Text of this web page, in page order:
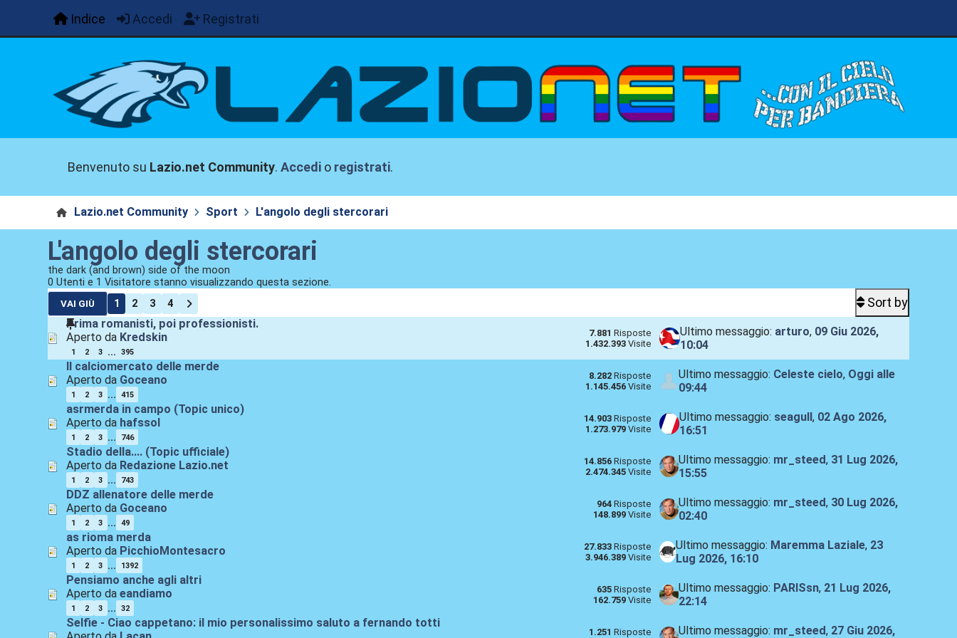
Indice Accedi Registrati
Benvenuto su Lazio.net Community.Accedi o registrati.
Lazio.net Community Sport L'angolo degli stercorari
L'angolo degli stercorari
the dark (and brown) side of the moon
0 Utenti e 1 Visitatore stanno visualizzando questa sezione.
VAI GIÙ 1 2 3 4 Sort by
Prima romanisti, poi professionisti.
Aperto da Kredskin
1 2 3 ... 395
7.881 Risposte
1.432.393Visite
Ultimo messaggio: arturo, 09 Giu 2026,
10:04
Il calciomercato delle merde
Aperto da Goceano
1 2 3 ... 415
8.282Risposte
1.145.456Visite
Ultimo messaggio: Celeste cielo, Oggialle
09:44
asrmerda in campo (Topic unico)
Aperto da hafssol
1 2 3 ... 746
14.903Risposte
1.273.979Visite
Ultimo messaggio: seagull, 02 Ago 2026,
16:51
Stadio della.... (Topic ufficiale)
Aperto da Redazione Lazio.net
1 2 3 ... 743
14.856Risposte
2.474.345Visite
Ultimo messaggio: mr_steed, 31 Lug 2026,
15:55
DDZ allenatore delle merde
Aperto da Goceano
1 2 3 ... 49
964Risposte
148.899Visite
Ultimo messaggio: mr_steed, 30 Lug 2026,
02:40
as rioma merda
Aperto da PicchioMontesacro
1 2 3 ... 1392
27.833Risposte
3.946.389Visite
Ultimo messaggio: Maremma Laziale, 23
Lug 2026, 16:10
Pensiamo anche agli altri
Aperto daeandiamo
1 2 3 ... 32
635Risposte
162.759Visite
Ultimo messaggio: PARISsn, 21 Lug 2026,
22:14
Selfie - Ciao cappetano: il mio personalissimo saluto a fernando totti
1.251 Risposte
Ultimo messaggio: mr_steed, 27 Giu 2026,